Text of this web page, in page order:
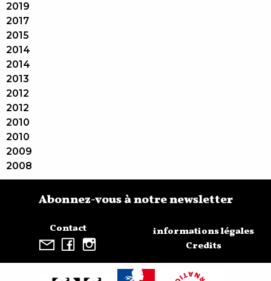
2019
2017
2015
2014
2014
2013
2012
2012
2010
2010
2009
2008
Contact
Abonnez-vous à notre newsletter
informations légales
Credits